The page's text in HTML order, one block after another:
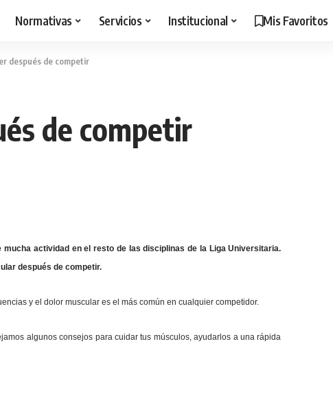
Normativas Servicios Institucional Mis Favoritos
después de competir
de competir
actividad en el resto de las disciplinas de la Liga Universitaria.
después de competir.
y el dolor muscular es el más común en cualquier competidor.
algunos consejos para cuidar tus músculos, ayudarlos a una rápida